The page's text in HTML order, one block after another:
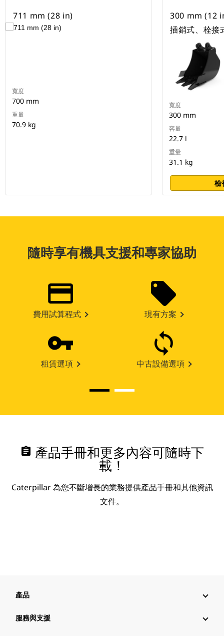
711 mm (28 in)
寬度
700 mm
重量
70.9 kg
300 mm (12
插銷式、栓接
寬度
300 mm
容量
22.7 l
重量
31.1 kg
檢
隨時享有機具支援和專家協助
費用試算程式 現有方案
租賃選項 中古設備選項
assignment 產品手冊和更多內容可隨時下
載！
Caterpillar 為您不斷增長的業務提供產品手冊和其他資訊
文件。
產品
服務與支援